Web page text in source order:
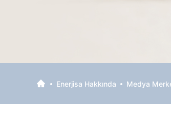
Enerjisa Hakkında Medya